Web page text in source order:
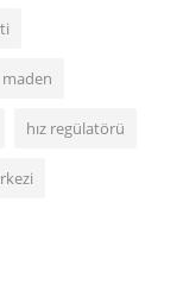
maden
hız regülatörü